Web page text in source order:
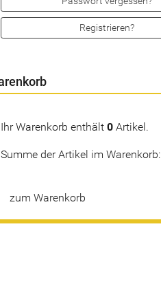
Registrieren?
Ihr Warenkorb enthält 0 Artikel.
Summe der Artikel im Warenkorb:
zum Warenkorb